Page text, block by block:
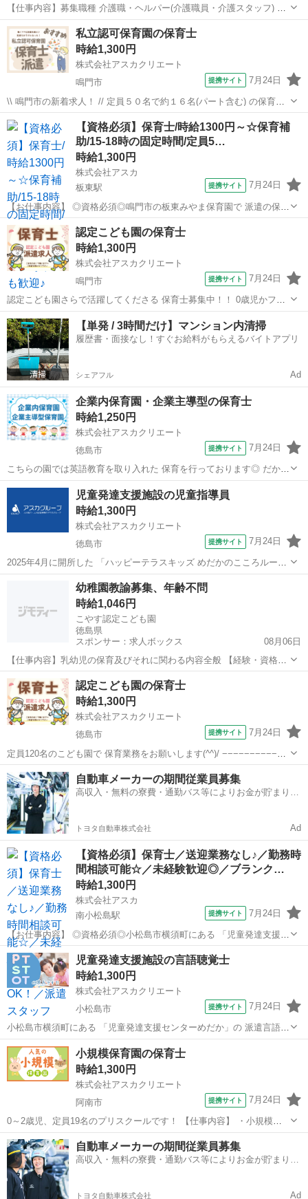
【仕事内容】募集職種 介護職・ヘルパー(介護職員・介護スタッフ) パ
ート・アルバイト 仕事内容 身体介護、食事介助、入浴介助、排泄介
助、生活援助、送迎、リネン交換 給与・手当 <給与> 時給1,046円 勤
務形態 残業ほぼなし、シ...
アルバイト・パート
私立認可保育園の保育士
時給1,300円
株式会社アスカクリエート
鳴門市
提携サイト 7月24日
\\ 鳴門市の新着求人！ // 定員５０名で約１６名(パート含む) の保育士
で保育しています 園児数が各クラス５～１５名でゆったりしています
( 仕事内容 ) ・登園・降園の対応 ・日々の保育 ・保護者対応 ・書類作
成 ...
徳島 保育士
【資格必須】保育士/時給1300円～☆保育補
助/15-18時の固定時間/定員5…
時給1,300円
株式会社アスカ
板東駅
提携サイト 7月24日
【お仕事内容】 ◎資格必須◎鳴門市の板東みやま保育園で 派遣の保育
士さん募集♪ ∴‥∵‥∴‥∵‥∴‥∴‥∵ 0歳～3歳の定員50名の少人数の
保育園です(*^^*) 【お仕事内容】 ・保育補助業務 （遊びの見守り、食
事の...
徳島 鳴門市 板東駅 保育士
認定こども園の保育士
時給1,300円
株式会社アスカクリエート
鳴門市
提携サイト 7月24日
認定こども園さらで活躍してくださる 保育士募集中！！ 0歳児かフリ
ーの保育補助を お願いする予定です☆☆ (勤務条件) 日数 週4日～ 時間
7:10～13:10(早番) 14:40～18:40(遅番) ...
徳島 鳴門市 保育士
【単発 / 3時間だけ】マンション内清掃
履歴書・面接なし！すぐお給料がもらえるバイトアプリ
シェアフル Ad
企業内保育園・企業主導型の保育士
時給1,250円
株式会社アスカクリエート
徳島市
提携サイト 7月24日
こちらの園では英語教育を取り入れた 保育を行っております◎ だから
と言って保育士さんの ★英語スキルは一切不問です★ 英語教育を導入
したカリキュラムや 朝の会・帰りの会は外国人の英語教師が 担当いた
します(^^)/ 一...
徳島 徳島市 保育士
児童発達支援施設の児童指導員
時給1,300円
株式会社アスカクリエート
徳島市
提携サイト 7月24日
2025年4月に開所した 「ハッピーテラスキッズ めだかのこころルー
ム」 全国展開のフランチャイズ事業所なので 研修やマニュアルが整っ
ているので 安心して働いていただけます(^^)/ 【 お仕事内容 】 発達に
特性のある未...
保育士
幼稚園教諭募集、年齢不問
時給1,046円
こやす認定こども園
徳島県
スポンサー：求人ボックス
08月06日
【仕事内容】乳幼児の保育及びそれに関わる内容全般 【経験・資格】
<応募要件> 保育士免許と幼稚園教諭免許(wライセンス必須) ・年齢不
問 ・経験不問(未経験・ブランク可) 【給与】時給 1,046円 <給与の備
考> 処遇改善手当:...
アルバイト・パート
認定こども園の保育士
時給1,300円
株式会社アスカクリエート
徳島市
提携サイト 7月24日
定員120名のこども園で 保育業務をお願いします(^^)/ −−−−−−−−−−−−
−−−−− 【 仕事内容 】 〇保育補助 〇担当クラスは経験やご希望を お
伺いして相談のうえ 決定いたします(*^^*) ご不安...
徳島 徳島市 保育士
自動車メーカーの期間従業員募集
高収入・無料の寮費・通勤バス等によりお金が貯まりや
トヨタ自動車株式会社 Ad
【資格必須】保育士／送迎業務なし♪／勤務時
間相談可能☆／未経験歓迎◎／ブランク…
時給1,300円
株式会社アスカ
南小松島駅
提携サイト 7月24日
【お仕事内容】 ◎資格必須◎小松島市横須町にある 「児童発達支援セ
ンターめだか」の 派遣保育士さんの求人です！ ことばや運動等発達が
気になる 就学前（1歳～5歳）のお子様を対象とし あそびや生活習慣の
指導、言語訓練等を 一...
徳島 小松島市 南小松島駅 保育士
児童発達支援施設の言語聴覚士
時給1,300円
株式会社アスカクリエート
小松島市
提携サイト 7月24日
小松島市横須町にある 「児童発達支援センターめだか」の 派遣言語聴
覚士さんの求人です！ ことばや運動等発達が気になる 就学前(1歳～5
歳)のお子様を対象とし あそびや生活習慣の指導、言語訓練等を 一人
ひとりに応じた方法で行...
徳島 小松島市 保育士
小規模保育園の保育士
時給1,300円
株式会社アスカクリエート
阿南市
提携サイト 7月24日
0～2歳児、定員19名のプリスクールです！ 【仕事内容】 ・小規模保
育園における 0歳児から2歳児の乳幼児の保育全般 【勤務条件】 日数
週3日～5日 時間 8:30～17:30・14:00～17:30など ご相...
徳島 阿南市 保育士
自動車メーカーの期間従業員募集
高収入・無料の寮費・通勤バス等によりお金が貯まりや
トヨタ自動車株式会社 Ad